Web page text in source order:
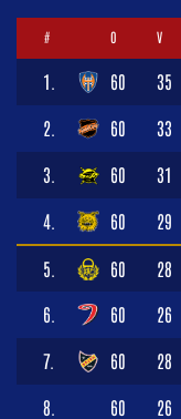
# O V
1. 60 35
2. 60 33
3. 60 31
4. 60 29
5. 60 28
6. 60 26
7. 60 28
8. 60 26